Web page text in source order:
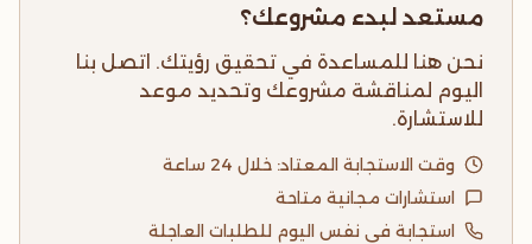
مستعد لبدء مشروعك؟
نحن هنا للمساعدة في تحقيق رؤيتك. اتصل بنا
اليوم لمناقشة مشروعك وتحديد موعد
للاستشارة.
وقت الاستجابة المعتاد: خلال 24 ساعة
استشارات مجانية متاحة
استجابة في نفس اليوم للطلبات العاجلة